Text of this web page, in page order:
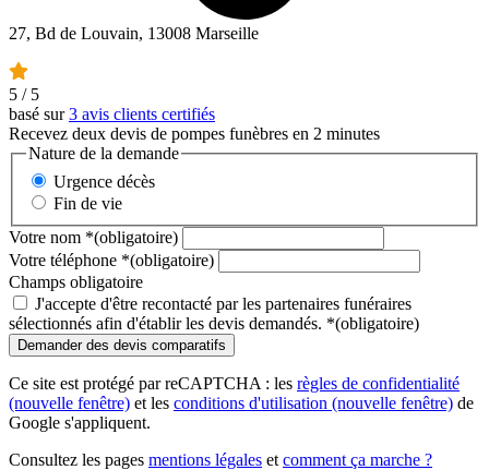
27, Bd de Louvain, 13008 Marseille
5 / 5
basé sur3 avis clients certifiés
Recevez deux devis de pompes funèbres en 2 minutes
Nature de la demande
Urgence décès
Fin de vie
Votre nom *(obligatoire)
Votre téléphone *(obligatoire)
Champs obligatoire
J'accepte d'être recontacté par les partenaires funéraires
sélectionnés afin d'établir les devis demandés. *(obligatoire)
Ce site est protégé par reCAPTCHA : les règles de confidentialité
(nouvelle fenêtre) et les conditions d'utilisation (nouvelle fenêtre) de
Google s'appliquent.
Consultez les pages mentions légales et comment ça marche ?